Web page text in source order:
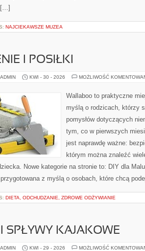
[…]
NAJCIEKAWSZE MUZEA
I POSIŁKI
KWI - 30 - 2026 MOŻLIWOŚĆ
Wallaboo to praktyczne
myślą o rodzicach, którzy
pomysłów dotyczących
tym, co w pierwszych
jest naprawdę ważne:
którym można znaleźć
Nowe kategorie na stronie to: DIY dla
przygotowana z myślą o osobach, które chcą
DIETA, ODCHUDZANIE, ZDROWE ODŻYWIANIE
SPŁYWY KAJAKOWE
KWI - 29 - 2026 MOŻLIWOŚĆ